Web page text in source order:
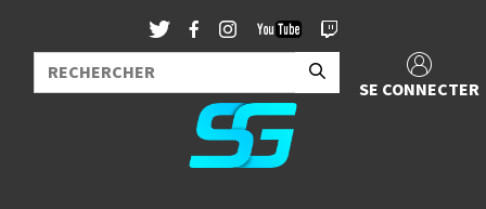
SE CONNECTER